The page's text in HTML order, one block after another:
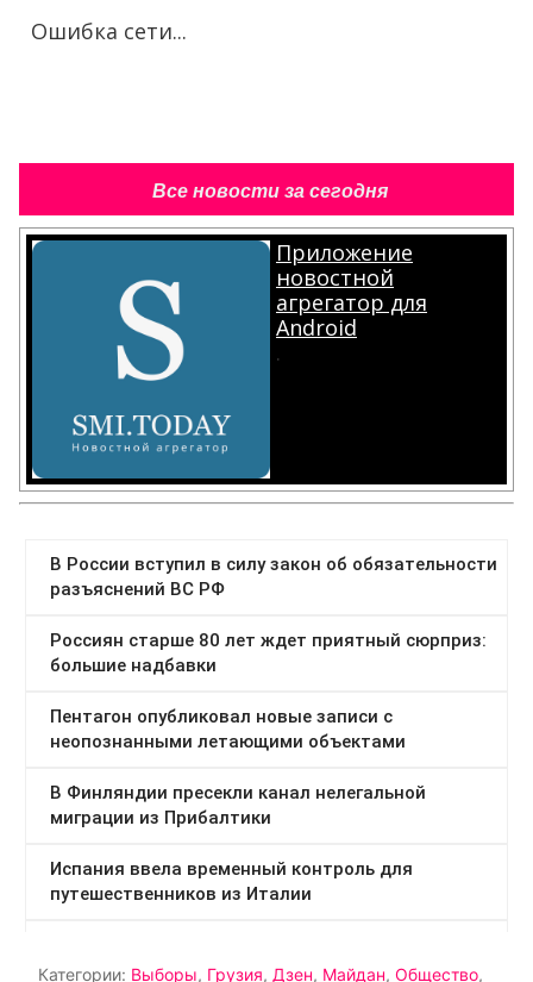
Ошибка сети...
Все новости за сегодня
Приложение
новостной
агрегатор для
Android
.
Категории: Выборы, Грузия, Дзен, Майдан, Общество,